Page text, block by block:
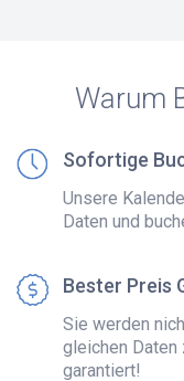
Warum
Sofortige
Unsere
Daten und
Bester Preis
Sie werden
gleichen
garantiert!